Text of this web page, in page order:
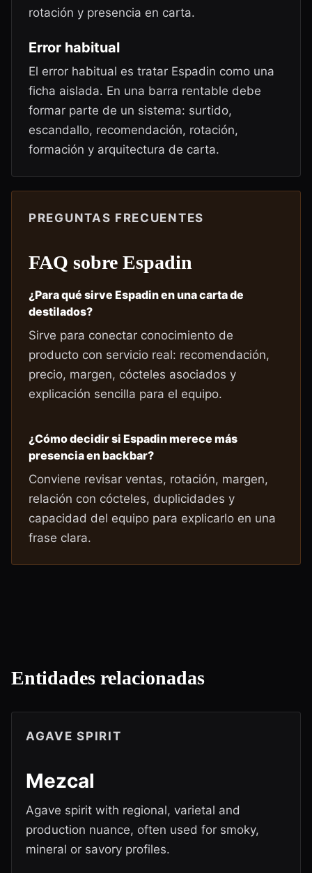
rotación y presencia en carta.
Error habitual
El error habitual es tratar Espadin como una
ficha aislada. En una barra rentable debe
formar parte de un sistema: surtido,
escandallo, recomendación, rotación,
formación y arquitectura de carta.
PREGUNTAS FRECUENTES
FAQ sobre Espadin
¿Para qué sirve Espadin en una carta de
destilados?
Sirve para conectar conocimiento de
producto con servicio real: recomendación,
precio, margen, cócteles asociados y
explicación sencilla para el equipo.
¿Cómo decidir si Espadin merece más
presencia en backbar?
Conviene revisar ventas, rotación, margen,
relación con cócteles, duplicidades y
capacidad del equipo para explicarlo en una
frase clara.
Entidades relacionadas
AGAVE SPIRIT
Mezcal
Agave spirit with regional, varietal and
production nuance, often used for smoky,
mineral or savory profiles.